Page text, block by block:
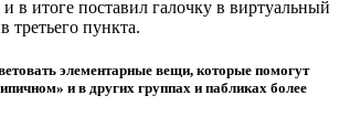
в итоге поставил галочку в виртуальный
третьего пункта.
элементарные вещи, которые помогут
и в других группах и пабликах более